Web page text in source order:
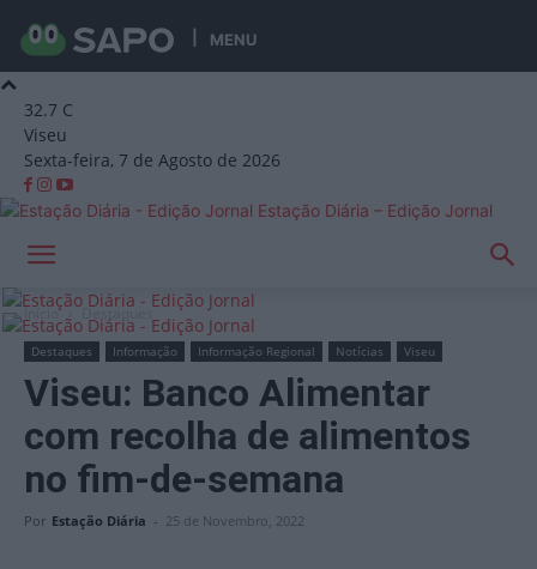
MENU
32.7 C
Viseu
Sexta-feira, 7 de Agosto de 2026
Estação Diária – Edição Jornal
Início Destaques
Destaques Informação Informação Regional Notícias Viseu
Viseu: Banco Alimentar
com recolha de alimentos
no fim-de-semana
Por Estação Diária - 25 de Novembro, 2022